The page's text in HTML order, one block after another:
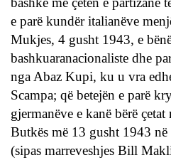
e parë kundër italianëve
Mukjes, 4 gusht 1943, e
bashkuaranacionaliste dhe
nga Abaz Kupi, ku u vra
Scampa; që betejën e parë
gjermanëve e kanë bërë
Butkës më 13 gusht 1943 në
(sipas marreveshjes Bill